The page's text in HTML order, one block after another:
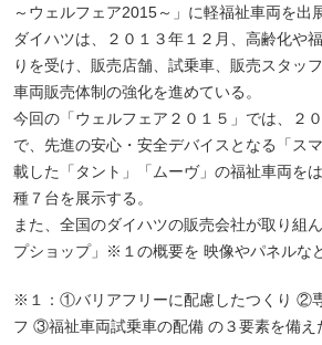
～ウェルフェア2015～」に軽福祉車両を出
ダイハツは、２０１３年１２月、高齢化や
りを受け、販売店舗、試乗車、販売スタッ
車両販売体制の強化を進めている。
今回の「ウェルフェア２０１５」では、２
で、先進の安心・安全デバイスとなる「ス
載した「タント」「ムーヴ」の福祉車両を
種７台を展示する。
また、全国のダイハツの販売会社が取り組
プショップ」※１の概要を 映像やパネルな
※１：①バリアフリーに配慮したつくり ②
フ ③福祉車両試乗車の配備 の３要素を備え